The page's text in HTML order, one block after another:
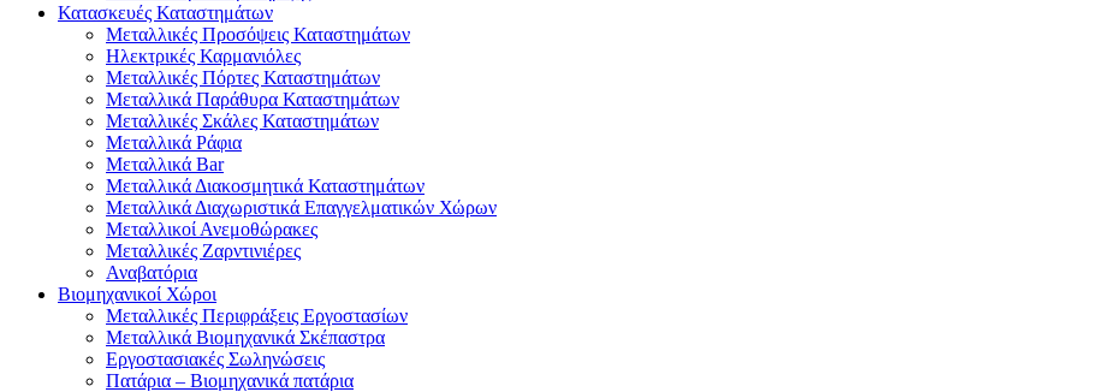
Κατασκευές Καταστημάτων
Μεταλλικές Προσόψεις Καταστημάτων
Ηλεκτρικές Καρμανιόλες
Μεταλλικές Πόρτες Καταστημάτων
Μεταλλικά Παράθυρα Καταστημάτων
Μεταλλικές Σκάλες Καταστημάτων
Μεταλλικά Ράφια
Μεταλλικά Bar
Μεταλλικά Διακοσμητικά Καταστημάτων
Μεταλλικά Διαχωριστικά Επαγγελματικών Χώρων
Μεταλλικοί Ανεμοθώρακες
Μεταλλικές Ζαρντινιέρες
Αναβατόρια
Βιομηχανικοί Χώροι
Μεταλλικές Περιφράξεις Εργοστασίων
Μεταλλικά Βιομηχανικά Σκέπαστρα
Εργοστασιακές Σωληνώσεις
Πατάρια – Βιομηχανικά πατάρια